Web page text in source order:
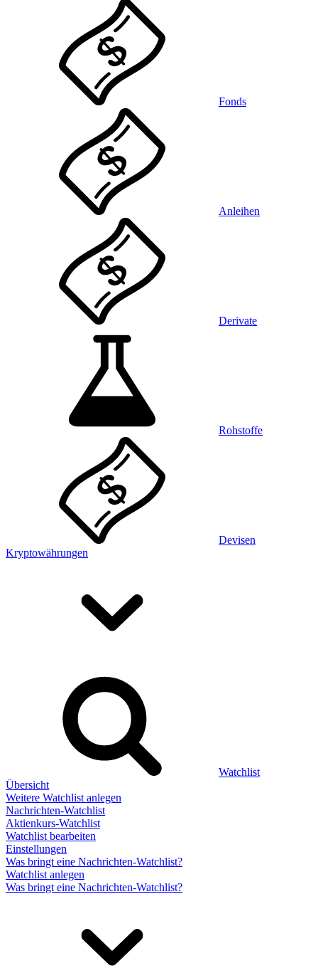
Fonds
Anleihen
Derivate
Rohstoffe
Devisen
Kryptowährungen
Watchlist
Übersicht
Weitere Watchlist anlegen
Nachrichten-Watchlist
Aktienkurs-Watchlist
Watchlist bearbeiten
Einstellungen
Was bringt eine Nachrichten-Watchlist?
Watchlist anlegen
Was bringt eine Nachrichten-Watchlist?